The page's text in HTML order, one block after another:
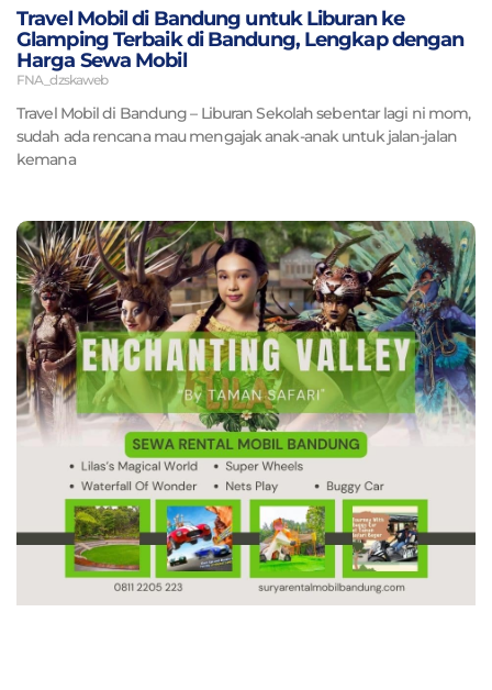
Travel Mobil di Bandung untuk Liburan ke
Glamping Terbaik di Bandung, Lengkap dengan
Harga Sewa Mobil
FNA_dzskaweb
Travel Mobil di Bandung – Liburan Sekolah sebentar lagi ni mom,
sudah ada rencana mau mengajak anak-anak untuk jalan-jalan
kemana